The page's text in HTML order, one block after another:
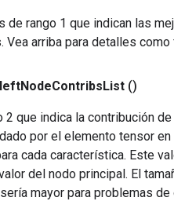
rango 1 que indican las
Vea arriba para detalles
leftNodeContribsList ()
2 que indica la contribución
por el elemento tensor
cada característica. Este
del nodo principal. El
mayor para problemas